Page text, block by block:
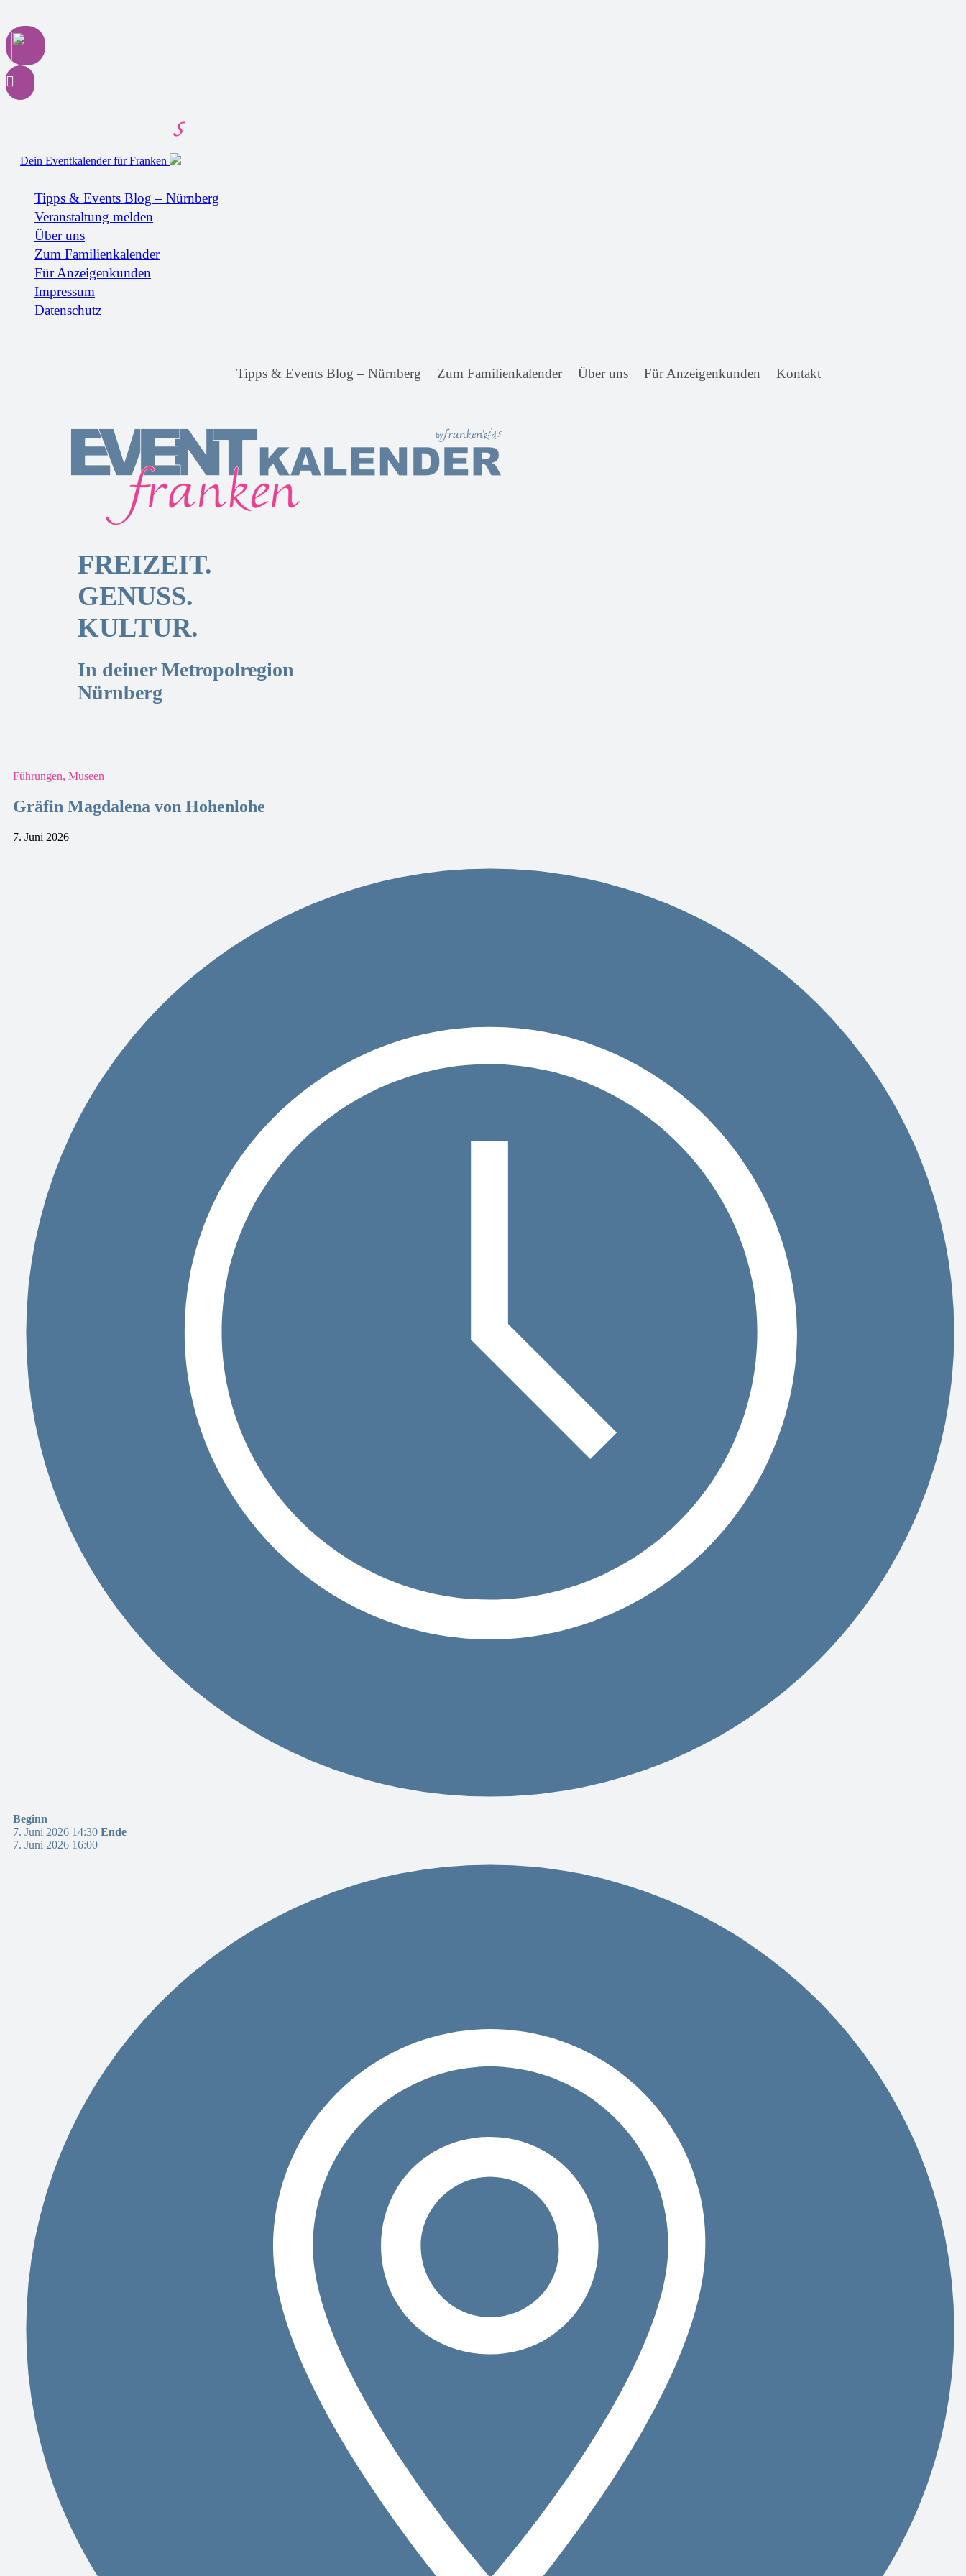
Dein Eventkalender für Franken
Tipps & Events Blog – Nürnberg
Veranstaltung melden
Über uns
Zum Familienkalender
Für Anzeigenkunden
Impressum
Datenschutz
Tipps & Events Blog – Nürnberg Zum Familienkalender Über uns Für Anzeigenkunden Kontakt
FREIZEIT.
GENUSS.
KULTUR.
In deiner Metropolregion
Nürnberg
Führungen, Museen
Gräfin Magdalena von Hohenlohe
7. Juni 2026
Beginn
7. Juni 2026 14:30 Ende
7. Juni 2026 16:00